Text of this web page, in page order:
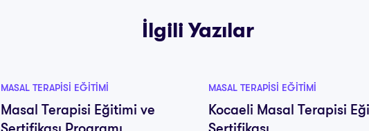
İlgili Yazılar
MASAL TERAPISI EĞITIMI
Masal Terapisi Eğitimi ve
MASAL TERAPISI EĞITIMI
Kocaeli Masal Terapisi